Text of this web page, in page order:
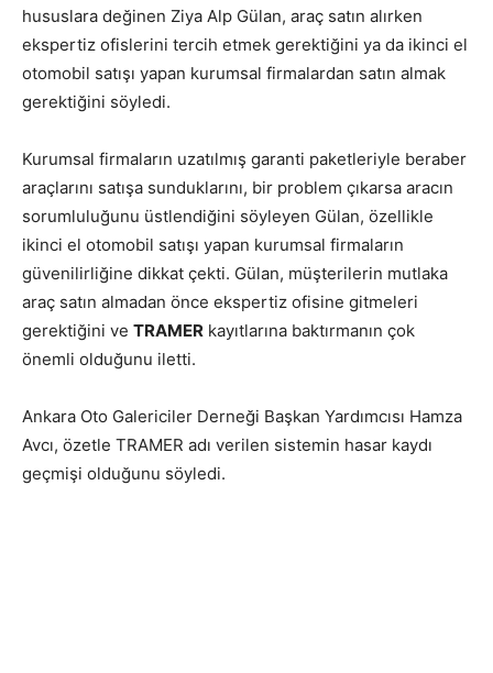
hususlara değinen Ziya Alp Gülan, araç satın alırken
ekspertiz ofislerini tercih etmek gerektiğini ya da ikinci el
otomobil satışı yapan kurumsal firmalardan satın almak
gerektiğini söyledi.
Kurumsal firmaların uzatılmış garanti paketleriyle beraber
araçlarını satışa sunduklarını, bir problem çıkarsa aracın
sorumluluğunu üstlendiğini söyleyen Gülan, özellikle
ikinci el otomobil satışı yapan kurumsal firmaların
güvenilirliğine dikkat çekti. Gülan, müşterilerin mutlaka
araç satın almadan önce ekspertiz ofisine gitmeleri
gerektiğini ve TRAMER kayıtlarına baktırmanın çok
önemli olduğunu iletti.
Ankara Oto Galericiler Derneği Başkan Yardımcısı Hamza
Avcı, özetle TRAMER adı verilen sistemin hasar kaydı
geçmişi olduğunu söyledi.